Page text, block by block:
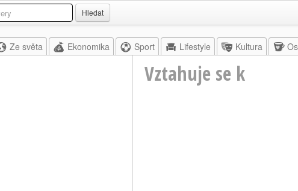
Hledat
Ze světa Ekonomika Sport Lifestyle Kultura
Vztahuje se k